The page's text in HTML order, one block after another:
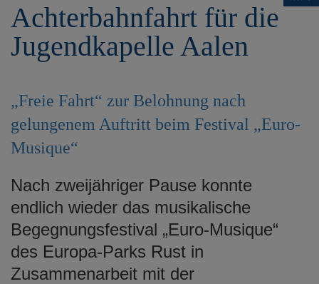
Achterbahnfahrt für die
Jugendkapelle Aalen
„Freie Fahrt“ zur Belohnung nach
gelungenem Auftritt beim Festival „Euro-
Musique“
Nach zweijähriger Pause konnte
endlich wieder das musikalische
Begegnungsfestival „Euro-Musique“
des Europa-Parks Rust in
Zusammenarbeit mit der